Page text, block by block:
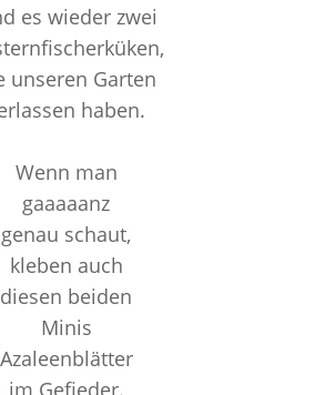
es wieder zwei
unseren Garten
haben.
Wenn man
gaaaaanz
genau schaut,
kleben auch
diesen beiden
Minis
Azaleenblätter
im Gefieder.